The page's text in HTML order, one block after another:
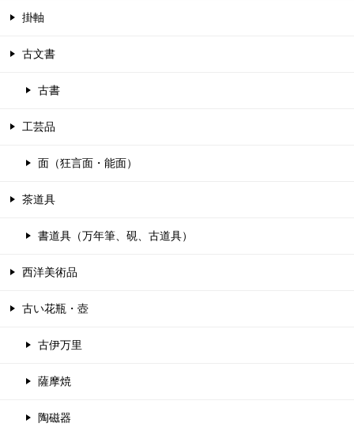
掛軸
古文書
古書
工芸品
面（狂言面・能面）
茶道具
書道具（万年筆、硯、古道具）
西洋美術品
古い花瓶・壺
古伊万里
薩摩焼
陶磁器